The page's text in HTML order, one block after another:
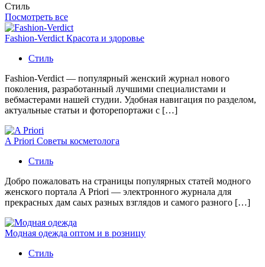
Стиль
Посмотреть все
Fashion-Verdict Красота и здоровье
Стиль
Fashion-Verdict — популярный женский журнал нового
поколения, разработанный лучшими специалистами и
вебмастерами нашей студии. Удобная навигация по разделом,
актуальные статьи и фоторепортажи с […]
A Priori Советы косметолога
Стиль
Добро пожаловать на страницы популярных статей модного
женского портала A Priori — электронного журнала для
прекрасных дам саых разных взглядов и самого разного […]
Модная одежда оптом и в розницу
Стиль